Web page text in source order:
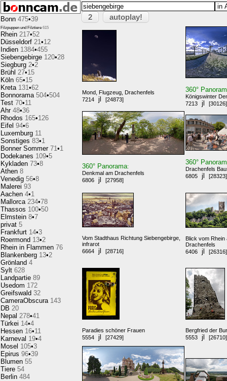
Bonn 475•39
Filzpuppen und Filztiere 615
Rhein 217•52
Düsseldorf 21•12
Indien 1384•455
Siebengebirge 120•28
Siegburg 2•2
Brühl 27•15
Köln 65•15
Kreta 131•62
Bonnorama 504•504
Test 70•11
Ahr 48•36
Rhodos 165•126
Eifel 94•6
Luxemburg 11
Sonstiges 83•1
Bonner Sommer 71•1
Dodekanes 109•5
Kykladen 73•8
Athen 8
Venedig 56•8
Malerei 93
Aachen 4•1
Mallorca 234•78
Thassos 100•50
Elmstein 8•7
privat 5
Frankfurt 14•3
Roermond 13•2
Rhein in Flammen 76
Blankenberg 13•2
Grönland 4
Sylt 628
Landpartie 89
Usedom 172
Greifswald 32
CameraObscura 143
DB 20
Nepal 278•41
Türkei 14•4
Hessen 16•11
Karneval 19•4
Mosel 105•3
Epirus 96•39
Blumen 55
Tiere 54
Berlin 484
2 autoplay!
Mond, Flugzeug, Drachenfels
7214
jl [24873]
360°
Königswinter
7213
jl [30126]
360° Panorama:
Denkmal am Drachenfels
6806
jl [27958]
360°
Drachenfels
6805
jl [28323]
Vom Stadthaus Richtung Siebengebirge,
infrarot
6664
jl [28716]
Blick vom Rhein
Drachenfels
6406
jl [26316]
Paradies schöner Frauen
5554
jl [27429]
Bergfried der
5553
jl [26710]